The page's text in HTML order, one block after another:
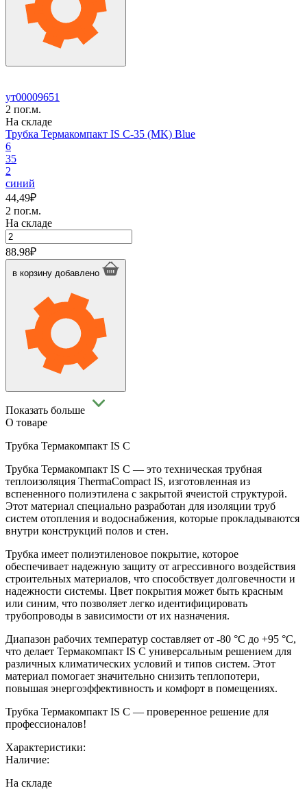
Blue
ут00009651
2 пог.м.
На складе
Трубка Термакомпакт IS C-35 (MK) Blue
6
35
2
синий
44,49₽
2 пог.м.
На складе
Количество
товара
Трубка
Термакомпакт
Blue
88.98₽
в корзину добавлено
Показать больше
О товаре
Трубка Термакомпакт IS C
Трубка Термакомпакт IS C — это техническая трубная
теплоизоляция ThermaCompact IS, изготовленная из
вспененного полиэтилена с закрытой ячеистой структурой.
Этот материал специально разработан для изоляции труб
систем отопления и водоснабжения, которые прокладываются
внутри конструкций полов и стен.
Трубка имеет полиэтиленовое покрытие, которое
обеспечивает надежную защиту от агрессивного воздействия
строительных материалов, что способствует долговечности и
надежности системы. Цвет покрытия может быть красным
или синим, что позволяет легко идентифицировать
трубопроводы в зависимости от их назначения.
Диапазон рабочих температур составляет от -80 °C до +95 °C,
что делает Термакомпакт IS C универсальным решением для
различных климатических условий и типов систем. Этот
материал помогает значительно снизить теплопотери,
повышая энергоэффективность и комфорт в помещениях.
Трубка Термакомпакт IS C — проверенное решение для
профессионалов!
Характеристики:
Наличие:
На складе